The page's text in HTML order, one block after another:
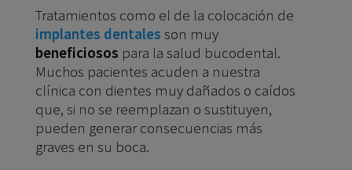
Tratamientos como el de la colocación de
implantes dentales son muy
beneficiosos para la salud bucodental.
Muchos pacientes acuden a nuestra
clínica con dientes muy dañados o caídos
que, si no se reemplazan o sustituyen,
pueden generar consecuencias más
graves en su boca.